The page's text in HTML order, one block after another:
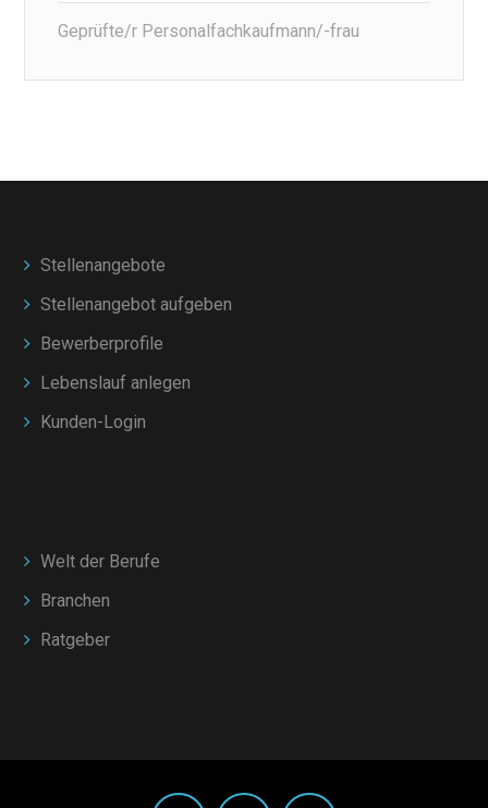
Geprüfte/r Personalfachkaufmann/-frau
Stellenangebote
Stellenangebot aufgeben
Bewerberprofile
Lebenslauf anlegen
Kunden-Login
Welt der Berufe
Branchen
Ratgeber